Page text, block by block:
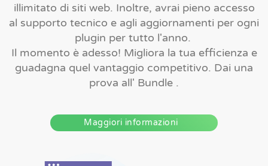
illimitato di siti web. Inoltre, avrai pieno accesso
al supporto tecnico e agli aggiornamenti per ogni
plugin per tutto l'anno.
Il momento è adesso! Migliora la tua efficienza e
guadagna quel vantaggio competitivo. Dai una
prova all' Bundle .
Maggiori informazioni